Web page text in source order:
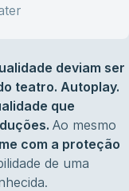
deviam ser
teatro. Autoplay.
que
Ao mesmo
com a proteção
de uma